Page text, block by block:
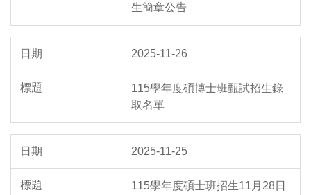
生簡章公告
2025-11-26
115學年度碩博士班甄試招生錄
取名單
2025-11-25
115學年度碩士班招生11月28日